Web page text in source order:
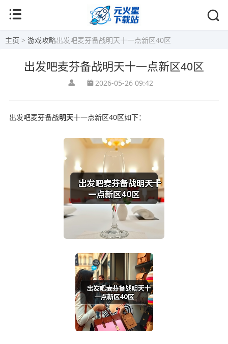
主页 > 游戏攻略出发吧麦芬备战明天十一点新区40区
出发吧麦芬备战明天十一点新区40区
2026-05-26 09:42
出发吧麦芬备战明天十一点新区40区如下：